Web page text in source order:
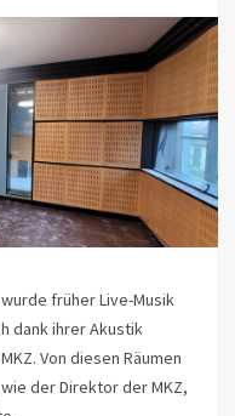
früher Live-Musik
dank ihrer Akustik
Von diesen Räumen
der Direktor der MKZ,